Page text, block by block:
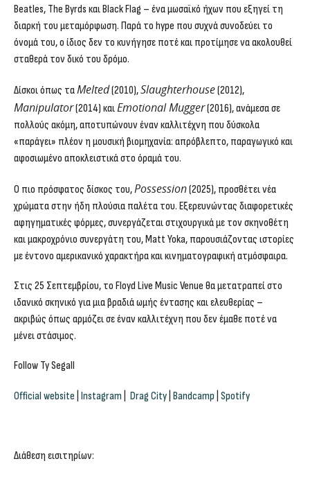
Beatles, The Byrds και Black Flag – ένα μωσαϊκό ήχων που εξηγεί τη
διαρκή του μεταμόρφωση. Παρά το hype που συχνά συνοδεύει το
όνομά του, ο ίδιος δεν το κυνήγησε ποτέ και προτίμησε να ακολουθεί
σταθερά τον δικό του δρόμο.
Δίσκοι όπως ταMelted(2010),Slaughterhouse(2012),
Manipulator(2014) καιEmotional Mugger(2016), ανάμεσα σε
πολλούς ακόμη, αποτυπώνουν έναν καλλιτέχνη που δύσκολα
«παράγει» πλέον η μουσική βιομηχανία: απρόβλεπτο, παραγωγικό και
αφοσιωμένο αποκλειστικά στο όραμά του.
Ο πιο πρόσφατος δίσκος του,Possession(2025), προσθέτει νέα
χρώματα στην ήδη πλούσια παλέτα του. Εξερευνώντας διαφορετικές
αφηγηματικές φόρμες, συνεργάζεται στιχουργικά με τον σκηνοθέτη
και μακροχρόνιο συνεργάτη του, Matt Yoka, παρουσιάζοντας ιστορίες
με έντονο αμερικανικό χαρακτήρα και κινηματογραφική ατμόσφαιρα.
Στις 25 Σεπτεμβρίου, το Floyd Live Music Venue θα μετατραπεί στο
ιδανικό σκηνικό για μια βραδιά ωμής έντασης και ελευθερίας –
ακριβώς όπως αρμόζει σε έναν καλλιτέχνη που δεν έμαθε ποτέ να
μένει στάσιμος.
Follow Ty Segall
Official website Instagram Drag City Bandcamp Spotify
Διάθεση εισιτηρίων: